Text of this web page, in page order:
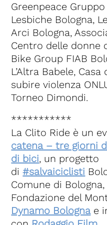
Greenpeace
Lesbiche Bologna,
Arci Bologna,
Centro delle donne
Bike Group FIAB
L’Altra Babele,
subire violenza
Torneo Dimondi.
***********
La Clito Ride è un
catena – tre giorni
di bici, un progetto
di #salvaiciclisti
Comune di
Fondazione del
Dynamo Bologna e